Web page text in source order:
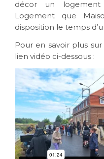
décor un
Logement que
disposition le temps
Pour en savoir plus
lien vidéo ci-dessous :